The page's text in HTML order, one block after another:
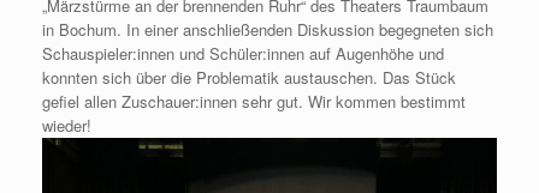
„Märzstürme an der brennenden Ruhr“ des Theaters Traumbaum
in Bochum. In einer anschließenden Diskussion begegneten sich
Schauspieler:innen und Schüler:innen auf Augenhöhe und
konnten sich über die Problematik austauschen. Das Stück
gefiel allen Zuschauer:innen sehr gut. Wir kommen bestimmt
wieder!